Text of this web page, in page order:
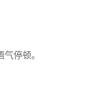
停顿。